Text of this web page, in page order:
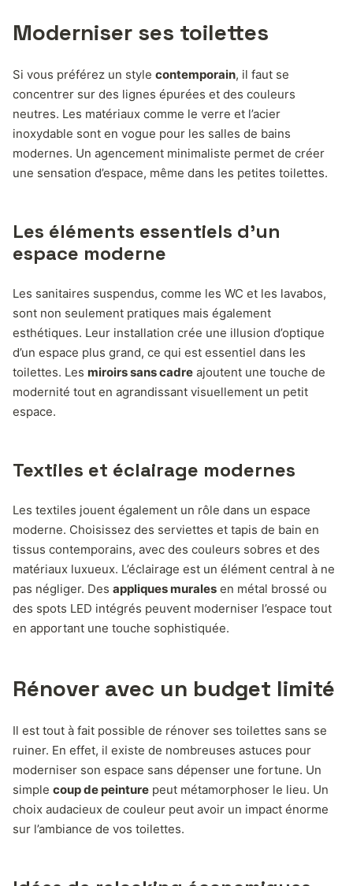
Moderniser ses toilettes
Si vous préférez un style contemporain, il faut se
concentrer sur des lignes épurées et des couleurs
neutres. Les matériaux comme le verre et l’acier
inoxydable sont en vogue pour les salles de bains
modernes. Un agencement minimaliste permet de créer
une sensation d’espace, même dans les petites toilettes.
Les éléments essentiels d’un
espace moderne
Les sanitaires suspendus, comme les WC et les lavabos,
sont non seulement pratiques mais également
esthétiques. Leur installation crée une illusion d’optique
d’un espace plus grand, ce qui est essentiel dans les
toilettes. Les miroirs sans cadre ajoutent une touche de
modernité tout en agrandissant visuellement un petit
espace.
Textiles et éclairage modernes
Les textiles jouent également un rôle dans un espace
moderne. Choisissez des serviettes et tapis de bain en
tissus contemporains, avec des couleurs sobres et des
matériaux luxueux. L’éclairage est un élément central à ne
pas négliger. Des appliques murales en métal brossé ou
des spots LED intégrés peuvent moderniser l’espace tout
en apportant une touche sophistiquée.
Rénover avec un budget limité
Il est tout à fait possible de rénover ses toilettes sans se
ruiner. En effet, il existe de nombreuses astuces pour
moderniser son espace sans dépenser une fortune. Un
simple coup de peinture peut métamorphoser le lieu. Un
choix audacieux de couleur peut avoir un impact énorme
sur l’ambiance de vos toilettes.